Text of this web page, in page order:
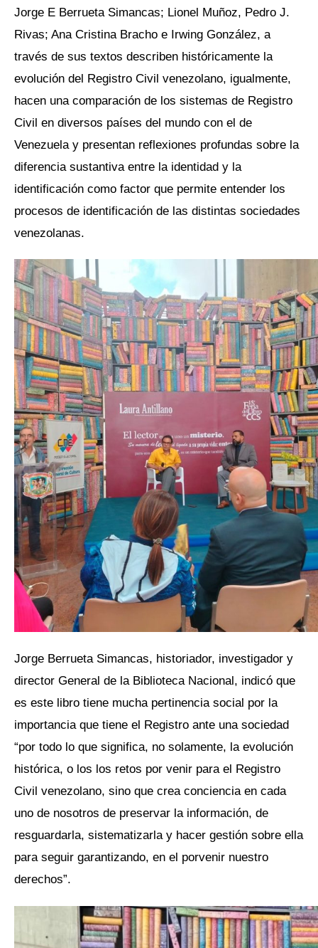
Jorge E Berrueta Simancas; Lionel Muñoz, Pedro J.
Rivas; Ana Cristina Bracho e Irwing González, a
través de sus textos describen históricamente la
evolución del Registro Civil venezolano, igualmente,
hacen una comparación de los sistemas de Registro
Civil en diversos países del mundo con el de
Venezuela y presentan reflexiones profundas sobre la
diferencia sustantiva entre la identidad y la
identificación como factor que permite entender los
procesos de identificación de las distintas sociedades
venezolanas.
Jorge Berrueta Simancas, historiador, investigador y
director General de la Biblioteca Nacional, indicó que
es este libro tiene mucha pertinencia social por la
importancia que tiene el Registro ante una sociedad
“por todo lo que significa, no solamente, la evolución
histórica, o los los retos por venir para el Registro
Civil venezolano, sino que crea conciencia en cada
uno de nosotros de preservar la información, de
resguardarla, sistematizarla y hacer gestión sobre ella
para seguir garantizando, en el porvenir nuestro
derechos”.